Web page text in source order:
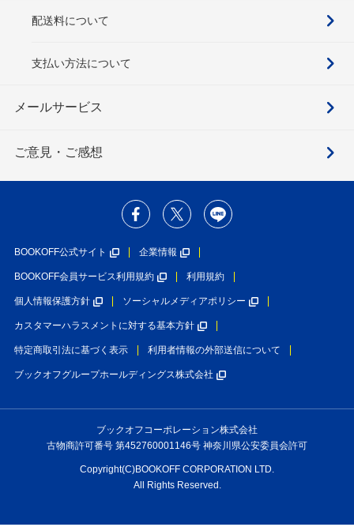
配送料について
支払い方法について
メールサービス
ご意見・ご感想
BOOKOFF公式サイト 企業情報
BOOKOFF会員サービス利用規約 利用規約
個人情報保護方針 ソーシャルメディアポリシー
カスタマーハラスメントに対する基本方針
特定商取引法に基づく表示 利用者情報の外部送信について
ブックオフグループホールディングス株式会社
ブックオフコーポレーション株式会社
古物商許可番号 第452760001146号 神奈川県公安委員会許可
Copyright(C)BOOKOFF CORPORATION LTD.
All Rights Reserved.